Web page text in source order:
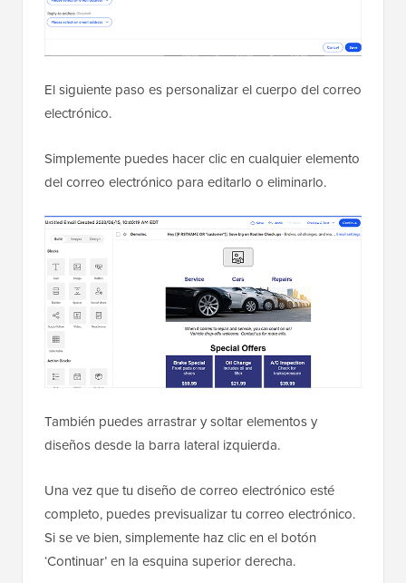
El siguiente paso es personalizar el cuerpo del correo
electrónico.
Simplemente puedes hacer clic en cualquier elemento
del correo electrónico para editarlo o eliminarlo.
También puedes arrastrar y soltar elementos y
diseños desde la barra lateral izquierda.
Una vez que tu diseño de correo electrónico esté
completo, puedes previsualizar tu correo electrónico.
Si se ve bien, simplemente haz clic en el botón
‘Continuar’ en la esquina superior derecha.